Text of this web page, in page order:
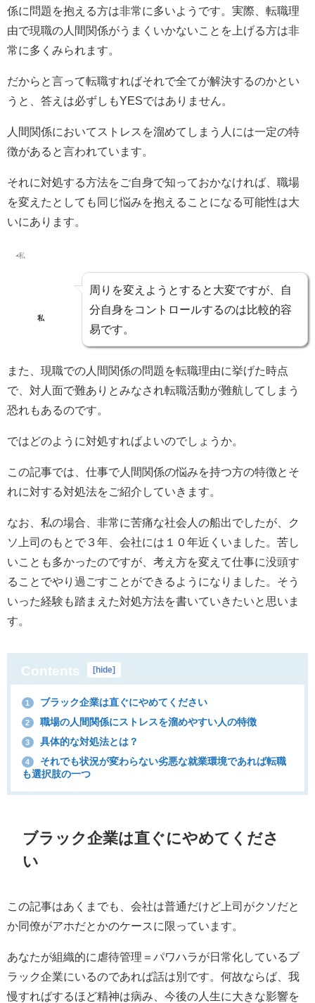
係に問題を抱える方は非常に多いようです。実際、転職理
由で現職の人間関係がうまくいかないことを上げる方は非
常に多くみられます。
だからと言って転職すればそれで全てが解決するのかとい
うと、答えは必ずしもYESではありません。
人間関係においてストレスを溜めてしまう人には一定の特
徴があると言われています。
それに対処する方法をご自身で知っておかなければ、職場
を変えたとしても同じ悩みを抱えることになる可能性は大
いにあります。
私
周りを変えようとすると大変ですが、自
分自身をコントロールするのは比較的容
易です。
また、現職での人間関係の問題を転職理由に挙げた時点
で、対人面で難ありとみなされ転職活動が難航してしまう
恐れもあるのです。
ではどのように対処すればよいのでしょうか。
この記事では、仕事で人間関係の悩みを持つ方の特徴とそ
れに対する対処法をご紹介していきます。
なお、私の場合、非常に苦痛な社会人の船出でしたが、ク
ソ上司のもとで３年、会社には１０年近くいました。苦し
いことも多かったのですが、考え方を変えて仕事に没頭す
ることでやり過ごすことができるようになりました。そう
いった経験も踏まえた対処方法を書いていきたいと思いま
す。
Contents [hide]
1 ブラック企業は直ぐにやめてください
2 職場の人間関係にストレスを溜めやすい人の特徴
3 具体的な対処法とは？
4
それでも状況が変わらない劣悪な就業環境であれば転職
も選択肢の一つ
ブラック企業は直ぐにやめてくださ
い
この記事はあくまでも、会社は普通だけど上司がクソだと
か同僚がアホだとかのケースに限っています。
あなたが組織的に虐待管理＝パワハラが日常化しているブ
ラック企業にいるのであれば話は別です。何故ならば、我
慢すればするほど精神は病み、今後の人生に大きな影響を